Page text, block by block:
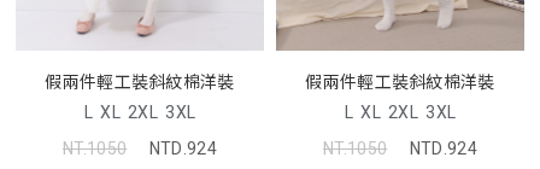
假兩件輕工裝斜紋棉洋裝
L XL 2XL 3XL
NT.1050
NTD.924
假兩件輕工裝斜紋棉洋裝
L XL 2XL 3XL
NT.1050
NTD.924